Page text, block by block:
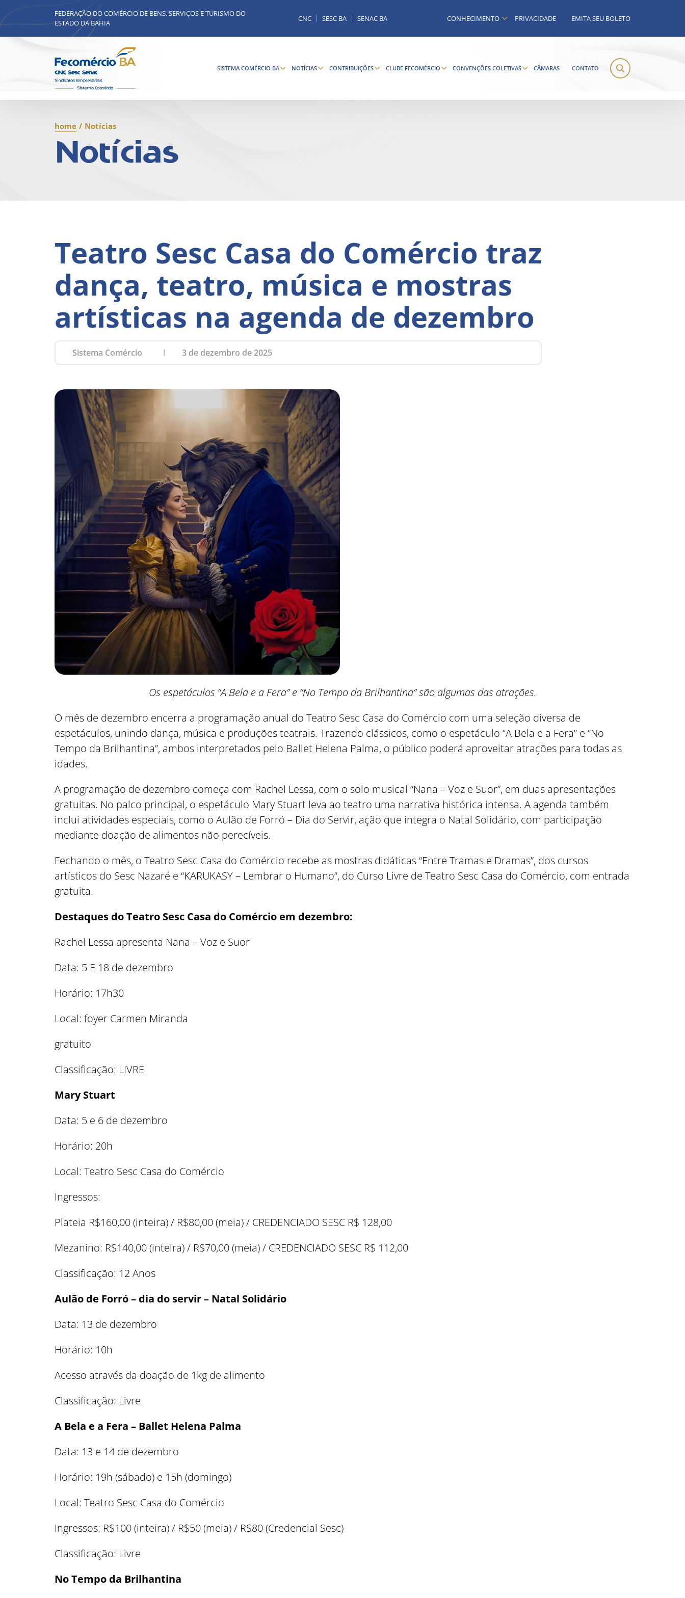
FEDERAÇÃO DO COMÉRCIO DE BENS, SERVIÇOS E TURISMO DO
ESTADO DA BAHIA
CNC SESC BA SENAC BA CONHECIMENTO PRIVACIDADE EMITA SEU BOLETO
SISTEMA COMÉRCIO BA NOTÍCIAS CONTRIBUIÇÕES CLUBE FECOMÉRCIO CONVENÇÕES COLETIVAS CÂMARAS CONTATO
home / Notícias
Notícias
Teatro Sesc Casa do Comércio traz
dança, teatro, música e mostras
artísticas na agenda de dezembro
Sistema Comércio 3 de dezembro de 2025
Os espetáculos “A Bela e a Fera” e “No Tempo da Brilhantina” são algumas das atrações.
O mês de dezembro encerra a programação anual do Teatro Sesc Casa do Comércio com uma seleção diversa de
espetáculos, unindo dança, música e produções teatrais. Trazendo clássicos, como o espetáculo “A Bela e a Fera” e “No
Tempo da Brilhantina”, ambos interpretados pelo Ballet Helena Palma, o público poderá aproveitar atrações para todas as
idades.
A programação de dezembro começa com Rachel Lessa, com o solo musical “Nana – Voz e Suor”, em duas apresentações
gratuitas. No palco principal, o espetáculo Mary Stuart leva ao teatro uma narrativa histórica intensa. A agenda também
inclui atividades especiais, como o Aulão de Forró – Dia do Servir, ação que integra o Natal Solidário, com participação
mediante doação de alimentos não perecíveis.
Fechando o mês, o Teatro Sesc Casa do Comércio recebe as mostras didáticas “Entre Tramas e Dramas”, dos cursos
artísticos do Sesc Nazaré e “KARUKASY – Lembrar o Humano”, do Curso Livre de Teatro Sesc Casa do Comércio, com entrada
gratuita.
Destaques do Teatro Sesc Casa do Comércio em dezembro:
Rachel Lessa apresenta Nana – Voz e Suor
Data: 5 E 18 de dezembro
Horário: 17h30
Local: foyer Carmen Miranda
gratuito
Classificação: LIVRE
Mary Stuart
Data: 5 e 6 de dezembro
Horário: 20h
Local: Teatro Sesc Casa do Comércio
Ingressos:
Plateia R$160,00 (inteira) / R$80,00 (meia) / CREDENCIADO SESC R$ 128,00
Mezanino: R$140,00 (inteira) / R$70,00 (meia) / CREDENCIADO SESC R$ 112,00
Classificação: 12 Anos
Aulão de Forró – dia do servir – Natal Solidário
Data: 13 de dezembro
Horário: 10h
Acesso através da doação de 1kg de alimento
Classificação: Livre
A Bela e a Fera – Ballet Helena Palma
Data: 13 e 14 de dezembro
Horário: 19h (sábado) e 15h (domingo)
Local: Teatro Sesc Casa do Comércio
Ingressos: R$100 (inteira) / R$50 (meia) / R$80 (Credencial Sesc)
Classificação: Livre
No Tempo da Brilhantina